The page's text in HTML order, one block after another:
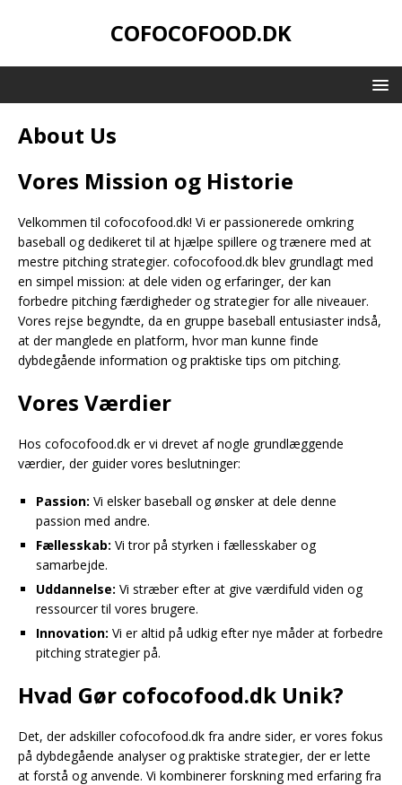
COFOCOFOOD.DK
About Us
Vores Mission og Historie
Velkommen til cofocofood.dk! Vi er passionerede omkring
baseball og dedikeret til at hjælpe spillere og trænere med at
mestre pitching strategier. cofocofood.dk blev grundlagt med
en simpel mission: at dele viden og erfaringer, der kan
forbedre pitching færdigheder og strategier for alle niveauer.
Vores rejse begyndte, da en gruppe baseball entusiaster indså,
at der manglede en platform, hvor man kunne finde
dybdegående information og praktiske tips om pitching.
Vores Værdier
Hos cofocofood.dk er vi drevet af nogle grundlæggende
værdier, der guider vores beslutninger:
Passion: Vi elsker baseball og ønsker at dele denne
passion med andre.
Fællesskab: Vi tror på styrken i fællesskaber og
samarbejde.
Uddannelse: Vi stræber efter at give værdifuld viden og
ressourcer til vores brugere.
Innovation: Vi er altid på udkig efter nye måder at forbedre
pitching strategier på.
Hvad Gør cofocofood.dk Unik?
Det, der adskiller cofocofood.dk fra andre sider, er vores fokus
på dybdegående analyser og praktiske strategier, der er lette
at forstå og anvende. Vi kombinerer forskning med erfaring fra